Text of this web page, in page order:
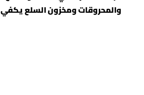
والمحروقات ومخزون السلع يكفي